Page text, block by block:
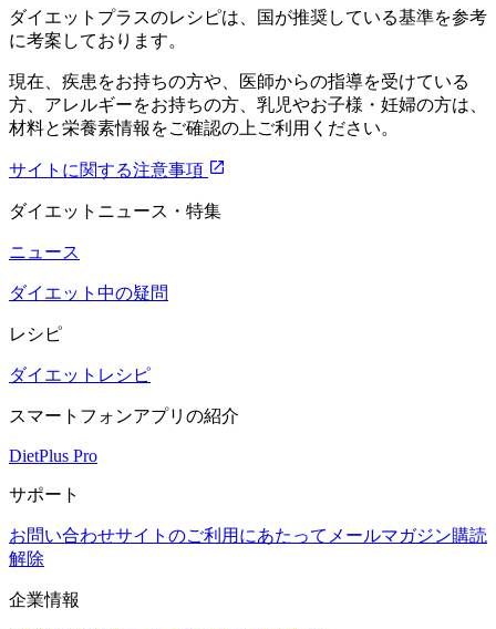
ダイエットプラスのレシピは、国が推奨している基準を参考
に考案しております。
現在、疾患をお持ちの方や、医師からの指導を受けている
方、アレルギーをお持ちの方、乳児やお子様・妊婦の方は、
材料と栄養素情報をご確認の上ご利用ください。
サイトに関する注意事項
ダイエットニュース・特集
ニュース
ダイエット中の疑問
レシピ
ダイエットレシピ
スマートフォンアプリの紹介
DietPlus Pro
サポート
お問い合わせサイトのご利用にあたって メールマガジン購読
解除
企業情報